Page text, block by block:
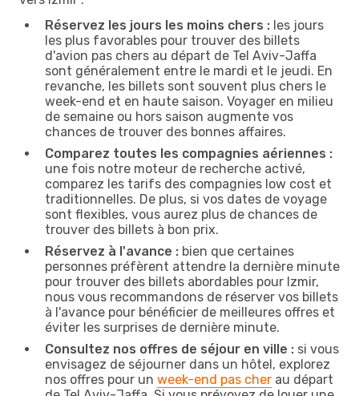
Réservez les jours les moins chers : les jours
les plus favorables pour trouver des billets
d'avion pas chers au départ de Tel Aviv-Jaffa
sont généralement entre le mardi et le jeudi. En
revanche, les billets sont souvent plus chers le
week-end et en haute saison. Voyager en milieu
de semaine ou hors saison augmente vos
chances de trouver des bonnes affaires.
Comparez toutes les compagnies aériennes :
une fois notre moteur de recherche activé,
comparez les tarifs des compagnies low cost et
traditionnelles. De plus, si vos dates de voyage
sont flexibles, vous aurez plus de chances de
trouver des billets à bon prix.
Réservez à l'avance : bien que certaines
personnes préfèrent attendre la dernière minute
pour trouver des billets abordables pour Izmir,
nous vous recommandons de réserver vos billets
à l'avance pour bénéficier de meilleures offres et
éviter les surprises de dernière minute.
Consultez nos offres de séjour en ville : si vous
envisagez de séjourner dans un hôtel, explorez
nos offres pour un week-end pas cher au départ